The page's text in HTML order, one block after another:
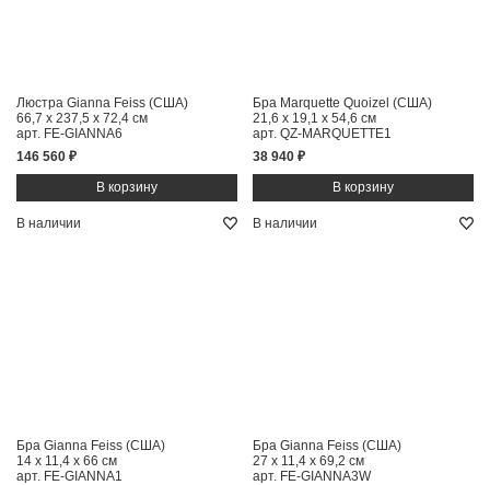
Люстра Gianna Feiss (США)
66,7 x 237,5 x 72,4 см
арт. FE-GIANNA6
146 560 ₽
Бра Marquette Quoizel (США)
21,6 x 19,1 x 54,6 см
арт. QZ-MARQUETTE1
38 940 ₽
В наличии
Бра Gianna Feiss (США)
14 x 11,4 x 66 см
арт. FE-GIANNA1
В наличии
Бра Gianna Feiss (США)
27 x 11,4 x 69,2 см
арт. FE-GIANNA3W